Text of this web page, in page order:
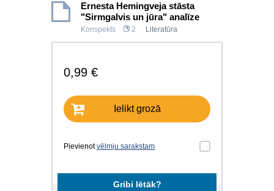
Ernesta Hemingveja stāsta
"Sirmgalvis un jūra" analīze
Konspekts 2 Literatūra
0,99 €
Ielikt grozā
Pievienotvēlmju sarakstam
Gribi lētāk?